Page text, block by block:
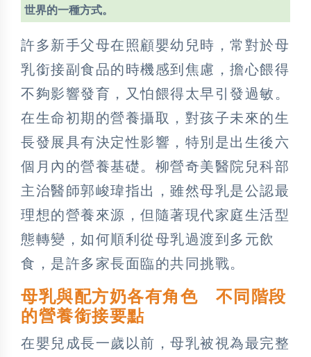
世界的一種方式。
許多新手父母在照顧嬰幼兒時，常對於母
乳銜接副食品的時機感到焦慮，擔心餵得
不夠影響發育，又怕餵得太早引發過敏。
在生命初期的營養攝取，對孩子未來的生
長發展具有決定性影響，特別是出生後六
個月內的營養基礎。柳營奇美醫院兒科部
主治醫師郭峻瑋指出，雖然母乳是公認最
理想的營養來源，但隨著現代家庭生活型
態轉變，如何順利從母乳過渡到多元飲
食，是許多家長面臨的共同挑戰。
母乳與配方奶各有角色 不同階段
的營養銜接要點
在嬰兒成長一歲以前，母乳被視為最完整